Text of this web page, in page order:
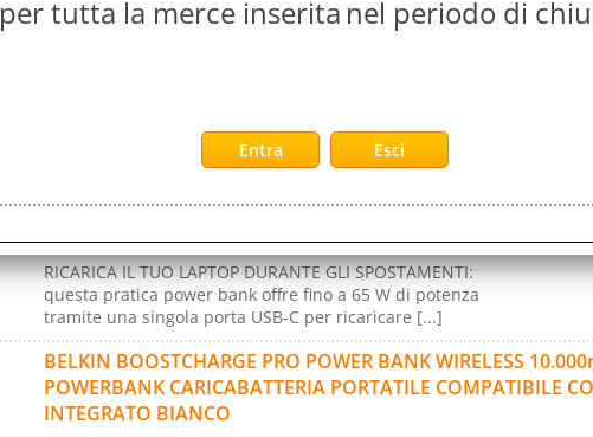
BELKIN BOOSTCHARGE POWER 20K 65W POWERBANK
ITALIA
Cod. EAN:
0745883887064
Cod. Produttore:
BPB020BTBK
RICARICA IL TUO LAPTOP DURANTE GLI SPOSTAMENTI:
questa pratica power bank offre fino a 65 W di potenza
tramite una singola porta USB-C per ricaricare [...]
BELKIN BOOSTCHARGE PRO POWER BANK WIRELESS
POWERBANK CARICABATTERIA PORTATILE COMPATIBILE
INTEGRATO BIANCO
per tutta la merce inserita nel periodo di